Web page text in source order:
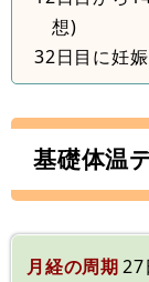
想)
32日目に妊
基礎体温
月経の周期27